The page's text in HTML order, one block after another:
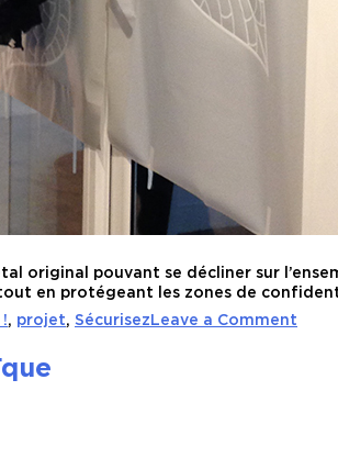
original pouvant se décliner sur
en protégeant les zones de
, projet, SécurisezLeave a Comment